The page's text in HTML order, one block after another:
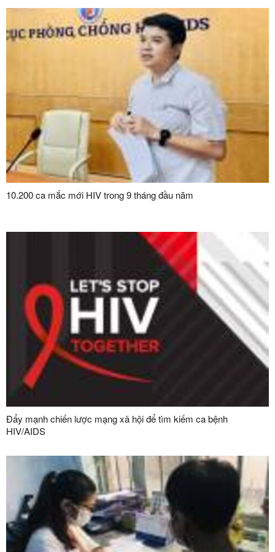
10.200 ca mắc mới HIV trong 9 tháng đầu năm
Đẩy mạnh chiến lược mạng xã hội để tìm kiếm ca bệnh
HIV/AIDS